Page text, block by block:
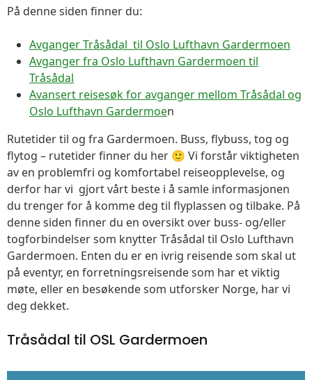
På denne siden finner du:
Avganger Tråsådal til Oslo Lufthavn Gardermoen
Avganger fra Oslo Lufthavn Gardermoen til
Tråsådal
Avansert reisesøk for avganger mellom Tråsådal og
Oslo Lufthavn Gardermoen
Rutetider til og fra Gardermoen. Buss, flybuss, tog og
flytog – rutetider finner du her 🙂 Vi forstår viktigheten
av en problemfri og komfortabel reiseopplevelse, og
derfor har vi gjort vårt beste i å samle informasjonen
du trenger for å komme deg til flyplassen og tilbake. På
denne siden finner du en oversikt over buss- og/eller
togforbindelser som knytter Tråsådal til Oslo Lufthavn
Gardermoen. Enten du er en ivrig reisende som skal ut
på eventyr, en forretningsreisende som har et viktig
møte, eller en besøkende som utforsker Norge, har vi
deg dekket.
Tråsådal til OSL Gardermoen